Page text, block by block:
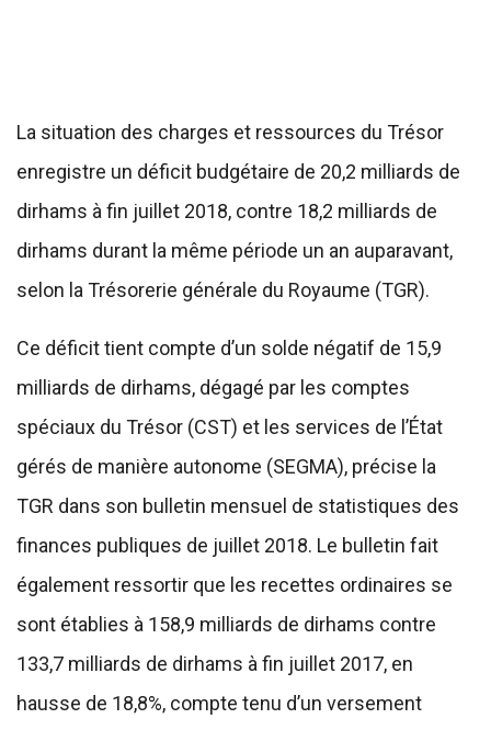
La situation des charges et ressources du Trésor
enregistre un déficit budgétaire de 20,2 milliards de
dirhams à fin juillet 2018, contre 18,2 milliards de
dirhams durant la même période un an auparavant,
selon la Trésorerie générale du Royaume (TGR).
Ce déficit tient compte d’un solde négatif de 15,9
milliards de dirhams, dégagé par les comptes
spéciaux du Trésor (CST) et les services de l’État
gérés de manière autonome (SEGMA), précise la
TGR dans son bulletin mensuel de statistiques des
finances publiques de juillet 2018. Le bulletin fait
également ressortir que les recettes ordinaires se
sont établies à 158,9 milliards de dirhams contre
133,7 milliards de dirhams à fin juillet 2017, en
hausse de 18,8%, compte tenu d’un versement